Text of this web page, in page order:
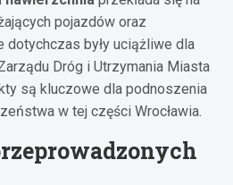
pojazdów oraz
dotychczas były uciążliwe dla
Dróg i Utrzymania Miasta
są kluczowe dla podnoszenia
w tej części Wrocławia.